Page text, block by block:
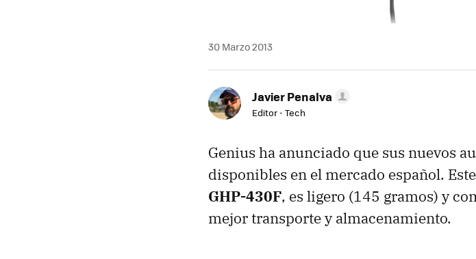
30 Marzo 2013
Javier Penalva
Editor - Tech
Genius ha anunciado que sus nuevos
disponibles en el mercado español.
GHP-430F, es ligero (145 gramos) y
mejor transporte y almacenamiento.